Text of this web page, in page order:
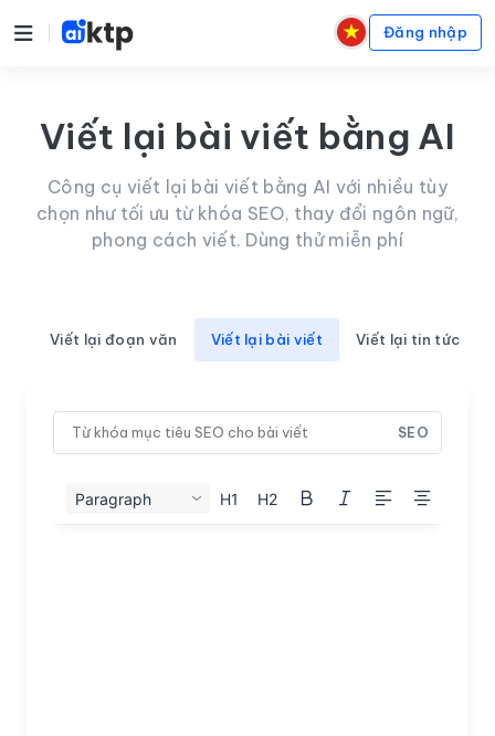
Đăng nhập
Viết lại bài viết bằng AI
Công cụ viết lại bài viết bằng AI với nhiều tùy
chọn như tối ưu từ khóa SEO, thay đổi ngôn ngữ,
phong cách viết. Dùng thử miễn phí
Viết lại đoạn văn Viết lại bài viết Viết lại tin tức
SEO
Paragraph H1 H2